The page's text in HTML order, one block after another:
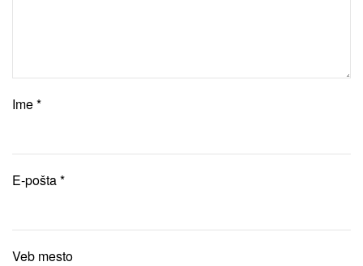
Ime*
E-pošta*
Veb mesto